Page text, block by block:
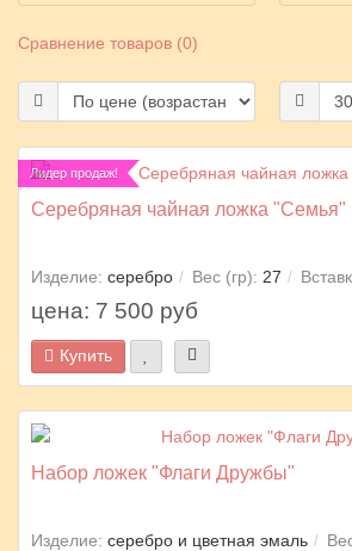
Сравнение товаров (0)
Лидер продаж!
Серебряная чайная ложка "Семья"
Изделие: серебро Вес (гр): 27
цена: 7 500 руб
Купить
Набор ложек "Флаги Дружбы"
Изделие: серебро и цветная эмаль